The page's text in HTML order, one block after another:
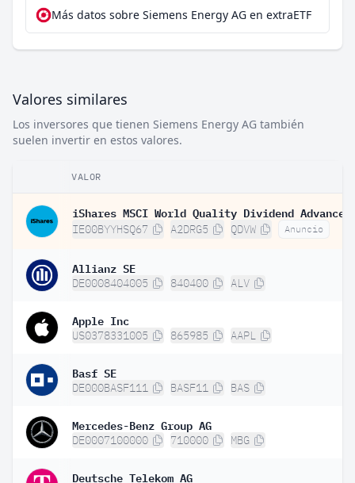
Más datos sobre Siemens Energy AG en extraETF
Valores similares
Los inversores que tienen Siemens Energy AG también
suelen invertir en estos valores.
VALOR
IE00BYYHSQ67 A2DRG5 QDVW Anuncio
Allianz SE
DE0008404005 840400 ALV
Apple Inc
US0378331005 865985 AAPL
Basf SE
DE000BASF111 BASF11 BAS
Mercedes-Benz Group AG
DE0007100000 710000 MBG
Deutsche Telekom AG